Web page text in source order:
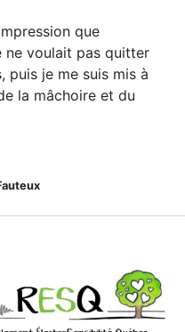
que
ne voulait pas quitter
puis je me suis mis à
la mâchoire et du